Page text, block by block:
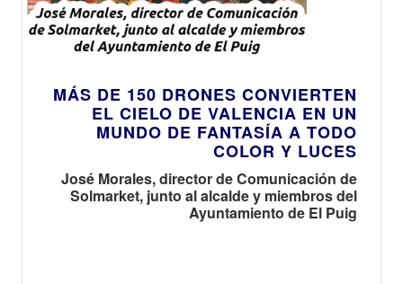
MÁS DE 150 DRONES CONVIERTEN
EL CIELO DE VALENCIA EN UN
MUNDO DE FANTASÍA A TODO
COLOR Y LUCES
José Morales, director de Comunicación de
Solmarket, junto al alcalde y miembros del
Ayuntamiento de El Puig